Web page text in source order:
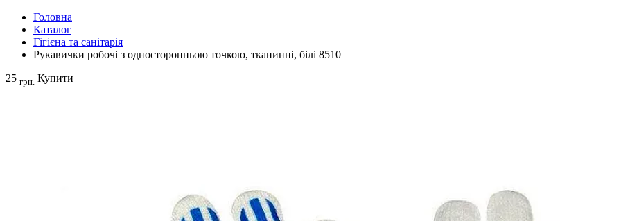
Головна
Каталог
Гігієна та санітарія
Рукавички робочі з односторонньою точкою, тканинні, білі 8510
25 грн. Купити